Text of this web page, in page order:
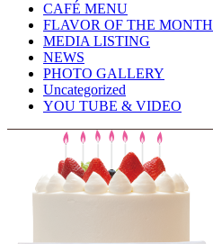
CAFÉ MENU
FLAVOR OF THE MONTH
MEDIA LISTING
NEWS
PHOTO GALLERY
Uncategorized
YOU TUBE & VIDEO